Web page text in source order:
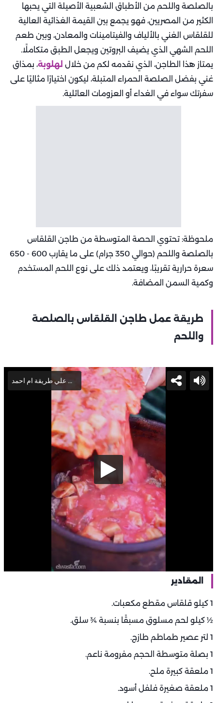
بالصلصة واللحم من الأطباق الشعبية الأصيلة التي يحبها
الكثير من المصريين، فهو يجمع بين القيمة الغذائية العالية
للقلقاس الغني بالألياف والفيتامينات والمعادن، وبين طعم
اللحم الشهي الذي يضيف البروتين ويجعل الطبق متكاملًا.
يمتاز هذا الطاجن، الذي نقدمه لكم من خلال لهلوبة، بمذاق
غني بفضل الصلصة الحمراء المتبلة، ليكون اختيارًا مثاليًا على
سفرتك سواء في الغداء أو العزومات العائلية.
ملحوظة: تحتوي الحصة المتوسطة من طاجن القلقاس
بالصلصة واللحم (حوالي 350 جرام) على ما يقارب 600 - 650
سعرة حرارية تقريبًا، ويعتمد ذلك على نوع اللحم المستخدم
وكمية السمن المضافة.
طريقة عمل طاجن القلقاس بالصلصة
واللحم
المقادير
1 كيلو قلقاس مقطع مكعبات.
½ كيلو لحم مسلوق مسبقًا بنسبة ¾ سلق.
1 لتر عصير طماطم طازج.
1 بصلة متوسطة الحجم مفرومة ناعم.
1 ملعقة كبيرة ملح.
1 ملعقة صغيرة فلفل أسود.